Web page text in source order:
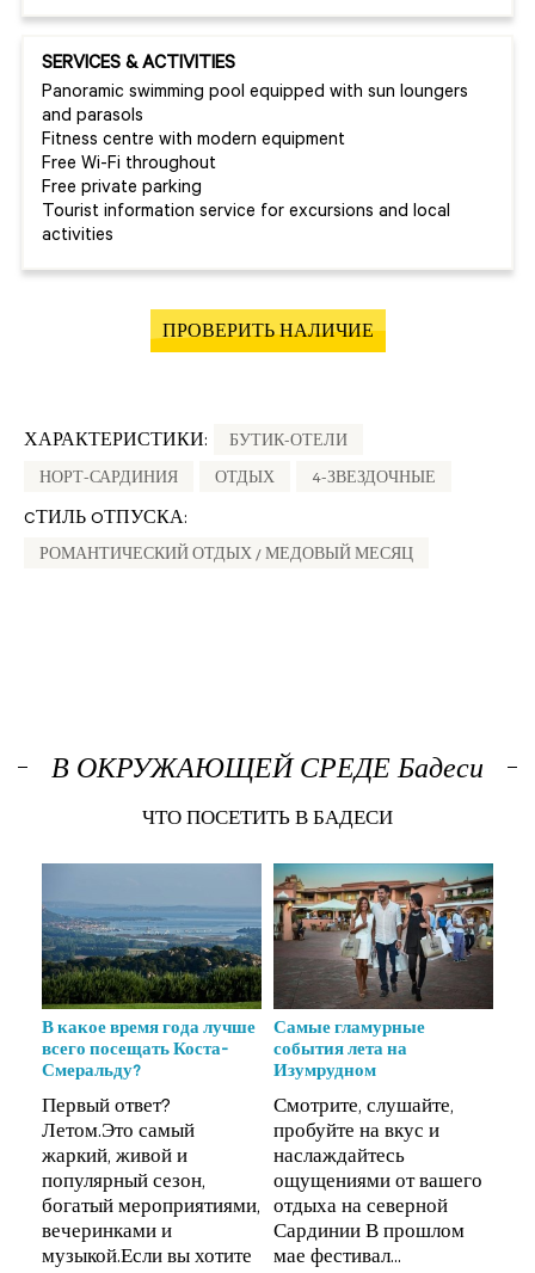
SERVICES & ACTIVITIES
Panoramic swimming pool equipped with sun loungers
and parasols
Fitness centre with modern equipment
Free Wi-Fi throughout
Free private parking
Tourist information service for excursions and local
activities
ПРОВЕРИТЬ НАЛИЧИЕ
ХАРАКТЕРИСТИКИ: БУТИК-ОТЕЛИ
НОРТ-САРДИНИЯ ОТДЫХ 4-ЗВЕЗДОЧНЫЕ
CТИЛЬ OТПУСКА:
РОМАНТИЧЕСКИЙ ОТДЫХ / МЕДОВЫЙ МЕСЯЦ
В ОКРУЖАЮЩЕЙ СРЕДЕ Бадеси
ЧТО ПОСЕТИТЬ В БАДЕСИ
В какое время года лучше
всего посещать Коста-
Смеральду?
Первый ответ?
Летом.Это самый
жаркий, живой и
популярный сезон,
богатый мероприятиями,
вечеринками и
музыкой.Если вы хотите
Самые гламурные
события лета на
Изумрудном
Смотрите, слушайте,
пробуйте на вкус и
наслаждайтесь
ощущениями от вашего
отдыха на северной
Сардинии В прошлом
мае фестивал...